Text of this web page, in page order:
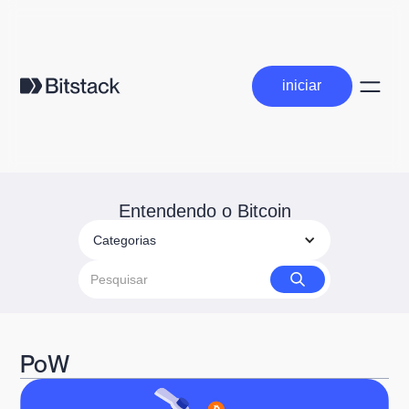
iniciar
iniciar
Entendendo o Bitcoin
Categorias
PoW